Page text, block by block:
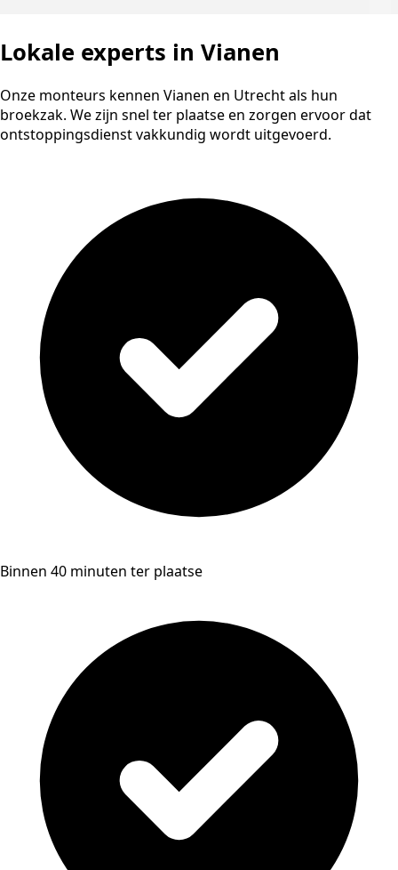
Lokale experts in Vianen
Onze monteurs kennen Vianen en Utrecht als hun
broekzak. We zijn snel ter plaatse en zorgen ervoor dat
ontstoppingsdienst vakkundig wordt uitgevoerd.
Binnen 40 minuten ter plaatse